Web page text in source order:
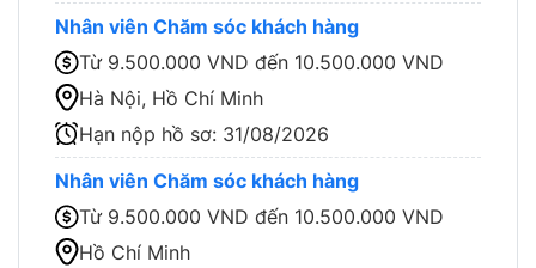
Nhân viên Chăm sóc khách hàng
Từ 9.500.000 VND đến 10.500.000 VND
Hà Nội, Hồ Chí Minh
Hạn nộp hồ sơ: 31/08/2026
Nhân viên Chăm sóc khách hàng
Từ 9.500.000 VND đến 10.500.000 VND
Hồ Chí Minh